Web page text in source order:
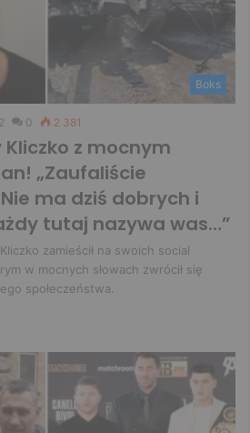
Boks
0 2 381
z mocnym
„Zaufaliście
ma dziś dobrych i
tutaj nazywa was…”
zamieścił na swoich social
w mocnych słowach zwrócił się
społeczeństwa.